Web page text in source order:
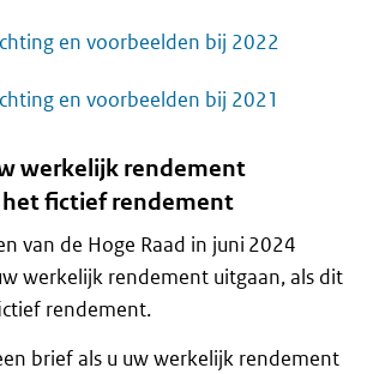
en voorbeelden bij 2022
en voorbeelden bij 2021
werkelijk rendement
fictief rendement
van de Hoge Raad in juni 2024
werkelijk rendement uitgaan, als dit
rendement.
brief als u uw werkelijk rendement